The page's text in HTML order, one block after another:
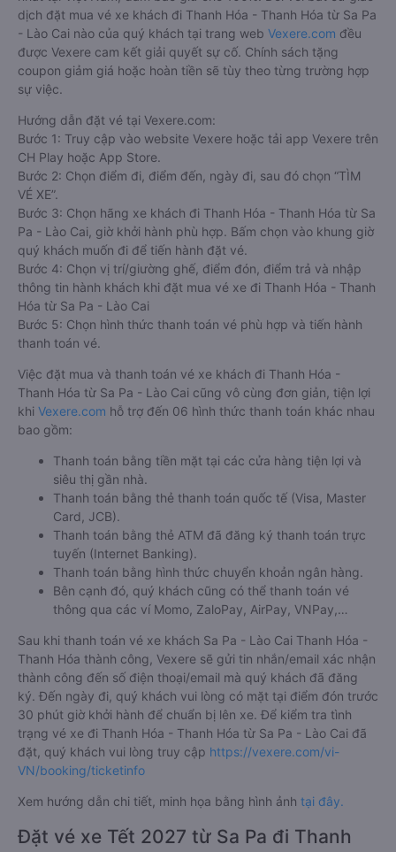
dịch đặt mua vé xe khách đi Thanh Hóa - Thanh Hóa từ Sa Pa
- Lào Cai nào của quý khách tại trang web Vexere.com đều
được Vexere cam kết giải quyết sự cố. Chính sách tặng
coupon giảm giá hoặc hoàn tiền sẽ tùy theo từng trường hợp
sự việc.
Hướng dẫn đặt vé tại Vexere.com:
Bước 1: Truy cập vào website Vexere hoặc tải app Vexere trên
CH Play hoặc App Store.
Bước 2: Chọn điểm đi, điểm đến, ngày đi, sau đó chọn “TÌM
VÉ XE”.
Bước 3: Chọn hãng xe khách đi Thanh Hóa - Thanh Hóa từ Sa
Pa - Lào Cai, giờ khởi hành phù hợp. Bấm chọn vào khung giờ
quý khách muốn đi để tiến hành đặt vé.
Bước 4: Chọn vị trí/giường ghế, điểm đón, điểm trả và nhập
thông tin hành khách khi đặt mua vé xe đi Thanh Hóa - Thanh
Hóa từ Sa Pa - Lào Cai
Bước 5: Chọn hình thức thanh toán vé phù hợp và tiến hành
thanh toán vé.
Việc đặt mua và thanh toán vé xe khách đi Thanh Hóa -
Thanh Hóa từ Sa Pa - Lào Cai cũng vô cùng đơn giản, tiện lợi
khi Vexere.com hỗ trợ đến 06 hình thức thanh toán khác nhau
bao gồm:
Thanh toán bằng tiền mặt tại các cửa hàng tiện lợi và
siêu thị gần nhà.
Thanh toán bằng thẻ thanh toán quốc tế (Visa, Master
Card, JCB).
Thanh toán bằng thẻ ATM đã đăng ký thanh toán trực
tuyến (Internet Banking).
Thanh toán bằng hình thức chuyển khoản ngân hàng.
Bên cạnh đó, quý khách cũng có thể thanh toán vé
thông qua các ví Momo, ZaloPay, AirPay, VNPay,…
Sau khi thanh toán vé xe khách Sa Pa - Lào Cai Thanh Hóa -
Thanh Hóa thành công, Vexere sẽ gửi tin nhắn/email xác nhận
thành công đến số điện thoại/email mà quý khách đã đăng
ký. Đến ngày đi, quý khách vui lòng có mặt tại điểm đón trước
30 phút giờ khởi hành để chuẩn bị lên xe. Để kiểm tra tình
trạng vé xe đi Thanh Hóa - Thanh Hóa từ Sa Pa - Lào Cai đã
đặt, quý khách vui lòng truy cập https://vexere.com/vi-
VN/booking/ticketinfo
Xem hướng dẫn chi tiết, minh họa bằng hình ảnh tại đây.
Đặt vé xe Tết 2027 từ Sa Pa đi Thanh